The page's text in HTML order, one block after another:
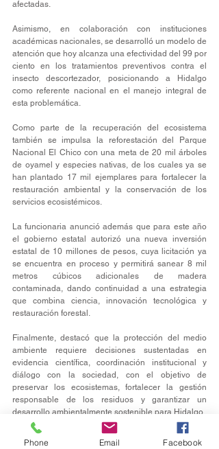
afectadas.
Asimismo, en colaboración con instituciones
académicas nacionales, se desarrolló un modelo de
atención que hoy alcanza una efectividad del 99 por
ciento en los tratamientos preventivos contra el
insecto descortezador, posicionando a Hidalgo
como referente nacional en el manejo integral de
esta problemática.
Como parte de la recuperación del ecosistema
también se impulsa la reforestación del Parque
Nacional El Chico con una meta de 20 mil árboles
de oyamel y especies nativas, de los cuales ya se
han plantado 17 mil ejemplares para fortalecer la
restauración ambiental y la conservación de los
servicios ecosistémicos.
La funcionaria anunció además que para este año
el gobierno estatal autorizó una nueva inversión
estatal de 10 millones de pesos, cuya licitación ya
se encuentra en proceso y permitirá sanear 8 mil
metros cúbicos adicionales de madera
contaminada, dando continuidad a una estrategia
que combina ciencia, innovación tecnológica y
restauración forestal.
Finalmente, destacó que la protección del medio
ambiente requiere decisiones sustentadas en
evidencia científica, coordinación institucional y
diálogo con la sociedad, con el objetivo de
preservar los ecosistemas, fortalecer la gestión
responsable de los residuos y garantizar un
desarrollo ambientalmente sostenible para Hidalgo.
Phone Email Facebook